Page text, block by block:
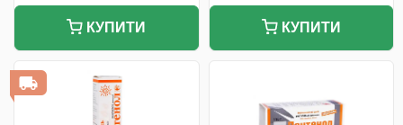
КУПИТИ КУПИТИ